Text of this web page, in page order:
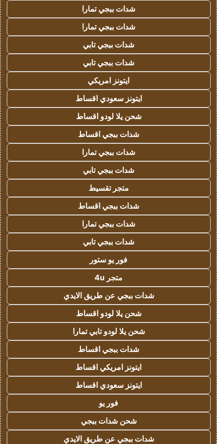
شدات ببجي تمارا
شدات ببجي تمارا
شدات ببجي تابي
شدات ببجي تابي
ايتونز امريكي
ايتونز سعودي اقساط
شحن يلا لودو اقساط
شدات ببجي اقساط
شدات ببجي تمارا
شدات ببجي تابي
متجر تقسيط
شدات ببجي اقساط
شدات ببجي تمارا
شدات ببجي تابي
فور يو ستور
متجر 4u
شدات ببجي عن طريق الايدي
شحن يلا لودو اقساط
شحن يلا لودو تابي تمارا
شدات ببجي اقساط
ايتونز امريكي اقساط
ايتونز سعودي اقساط
فور يو
شحن شدات ببجي
شدات ببجي عن طريق الايدي